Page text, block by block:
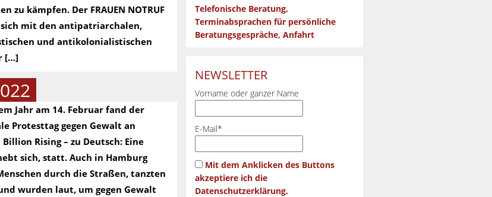
zu kämpfen. Der FRAUEN NOTRUF
mit den antipatriarchalen,
und antikolonialistischen
[…]
Jahr am 14. Februar fand der
Protesttag gegen Gewalt an
Rising – zu Deutsch: Eine
sich, statt. Auch in Hamburg
durch die Straßen, tanzten
wurden laut, um gegen Gewalt
Telefonische Beratung,
Terminabsprachen für persönliche
Beratungsgespräche, Anfahrt
NEWSLETTER
Vorname oder ganzer Name
E-Mail*
Mit dem Anklicken des Buttons
akzeptiere ich die
Datenschutzerklärung.